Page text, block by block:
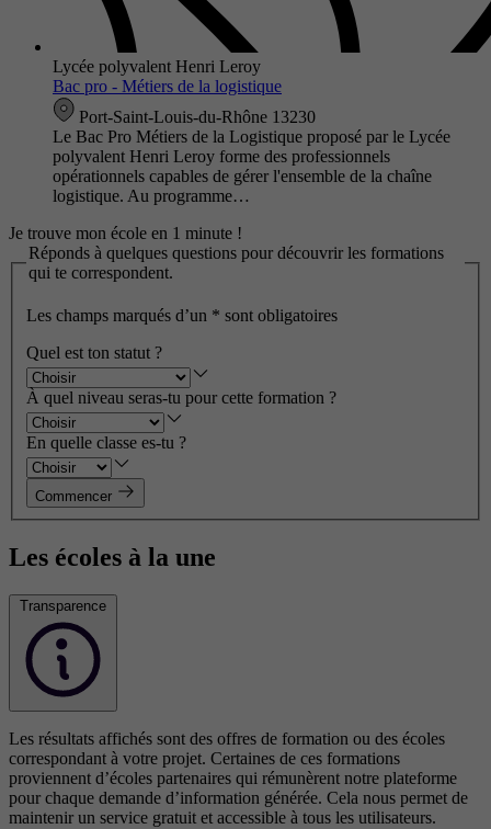
Lycée polyvalent Henri Leroy
Bac pro - Métiers de la logistique
Port-Saint-Louis-du-Rhône 13230
Le Bac Pro Métiers de la Logistique proposé par le Lycée
polyvalent Henri Leroy forme des professionnels
opérationnels capables de gérer l'ensemble de la chaîne
logistique. Au programme…
Je trouve mon école en 1 minute !
Réponds à quelques questions pour découvrir les formations
qui te correspondent.
Les champs marqués d’un * sont obligatoires
Quel est ton statut ?
À quel niveau seras-tu pour cette formation ?
En quelle classe es-tu ?
Commencer
Les écoles à la une
Transparence
Les résultats affichés sont des offres de formation ou des écoles
correspondant à votre projet. Certaines de ces formations
proviennent d’écoles partenaires qui rémunèrent notre plateforme
pour chaque demande d’information générée. Cela nous permet de
maintenir un service gratuit et accessible à tous les utilisateurs.